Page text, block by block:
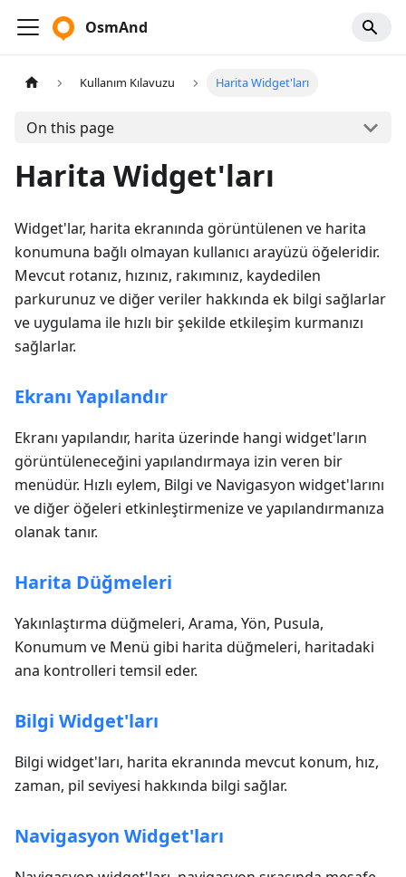
OsmAnd
Kullanım Kılavuzu Harita Widget'ları
On this page
Harita Widget'ları
Widget'lar, harita ekranında görüntülenen ve harita
konumuna bağlı olmayan kullanıcı arayüzü öğeleridir.
Mevcut rotanız, hızınız, rakımınız, kaydedilen
parkurunuz ve diğer veriler hakkında ek bilgi sağlarlar
ve uygulama ile hızlı bir şekilde etkileşim kurmanızı
sağlarlar.
Ekranı Yapılandır
Ekranı yapılandır, harita üzerinde hangi widget'ların
görüntüleneceğini yapılandırmaya izin veren bir
menüdür. Hızlı eylem, Bilgi ve Navigasyon widget'larını
ve diğer öğeleri etkinleştirmenize ve yapılandırmanıza
olanak tanır.
Harita Düğmeleri
Yakınlaştırma düğmeleri, Arama, Yön, Pusula,
Konumum ve Menü gibi harita düğmeleri, haritadaki
ana kontrolleri temsil eder.
Bilgi Widget'ları
Bilgi widget'ları, harita ekranında mevcut konum, hız,
zaman, pil seviyesi hakkında bilgi sağlar.
Navigasyon Widget'ları